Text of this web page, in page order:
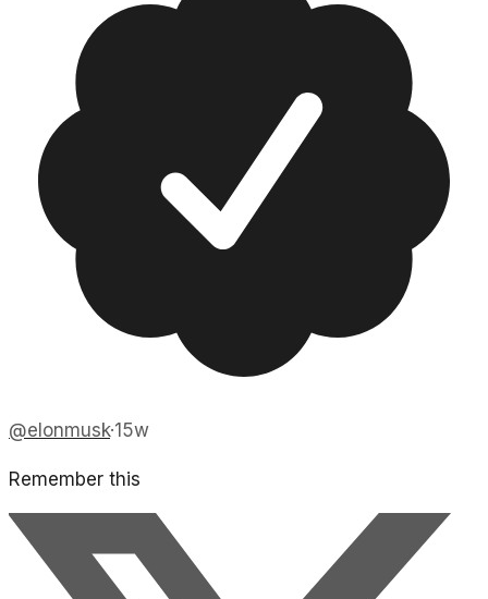
@elonmusk·15w
Remember this